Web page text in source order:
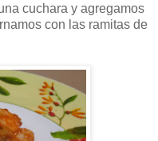
cuchara y agregamos
con las ramitas de